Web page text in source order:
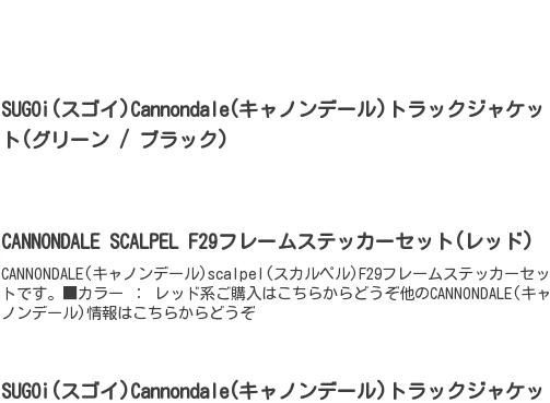
SUGOi(スゴイ)Cannondale(キャノンデール)トラックジャケッ
ト(グリーン / ブラック)
CANNONDALE SCALPEL F29フレームステッカーセット(レッド)
CANNONDALE(キャノンデール)scalpel(スカルペル)F29フレームステッカーセッ
トです。■カラー ： レッド系ご購入はこちらからどうぞ他のCANNONDALE(キャ
ノンデール)情報はこちらからどうぞ
SUGOi(スゴイ)Cannondale(キャノンデール)トラックジャケッ